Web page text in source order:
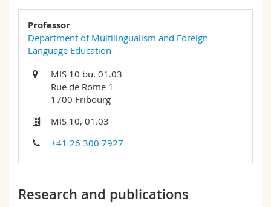
MyUnifr
Professor
Department of Multilingualism and Foreign
Language Education
MIS 10 bu. 01.03
Rue de Rome 1
1700 Fribourg
MIS 10, 01.03
+41 26 300 7927
Research and publications